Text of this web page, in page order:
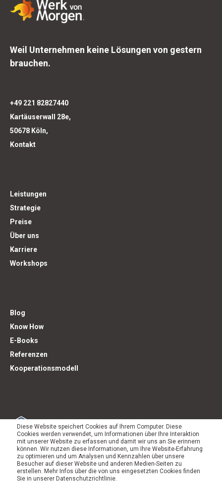
Diese Website speichert Cookies auf Ihrem Computer. Diese
Cookies werden verwendet, um Informationen über Ihre Interaktion
mit unserer Website zu erfassen und damit wir uns an Sie erinnern
können. Wir nutzen diese Informationen, um Ihre Website-Erfahrung
zu optimieren und um Analysen und Kennzahlen über unsere
Besucher auf dieser Website und anderen Medien-Seiten zu
erstellen. Mehr Infos über die von uns eingesetzten Cookies finden
Sie in unserer Datenschutzrichtlinie.
Weil Unternehmen keine Lösungen von gestern
brauchen.
+49 221 82827440
Kartäuserwall 28e,
50678 Köln,
Kontakt
Leistungen
Strategie
Preise
Über uns
Karriere
Workshops
Blog
Know How
E-Books
Referenzen
Kooperationsmodell